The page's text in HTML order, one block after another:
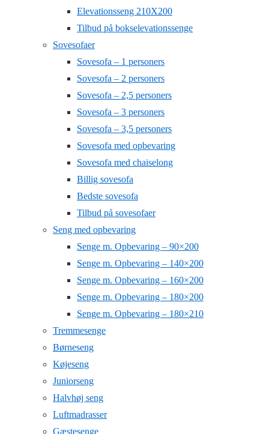
Elevationsseng 210X200
Tilbud på bokselevationssenge
Sovesofaer
Sovesofa – 1 personers
Sovesofa – 2 personers
Sovesofa – 2,5 personers
Sovesofa – 3 personers
Sovesofa – 3,5 personers
Sovesofa med opbevaring
Sovesofa med chaiselong
Billig sovesofa
Bedste sovesofa
Tilbud på sovesofaer
Seng med opbevaring
Senge m. Opbevaring – 90×200
Senge m. Opbevaring – 140×200
Senge m. Opbevaring – 160×200
Senge m. Opbevaring – 180×200
Senge m. Opbevaring – 180×210
Tremmesenge
Børneseng
Køjeseng
Juniorseng
Halvhøj seng
Luftmadrasser
Gæstesenge